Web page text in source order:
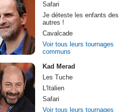
Safari
Je déteste les enfants des
autres !
Cavalcade
Voir tous leurs tournages
communs
Kad Merad
Les Tuche
L'Italien
Safari
Voir tous leurs tournages